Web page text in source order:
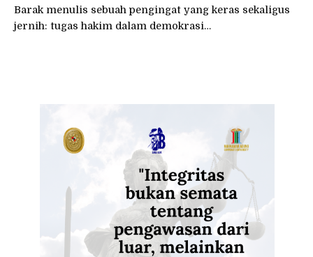
Barak menulis sebuah pengingat yang keras sekaligus
jernih: tugas hakim dalam demokrasi…